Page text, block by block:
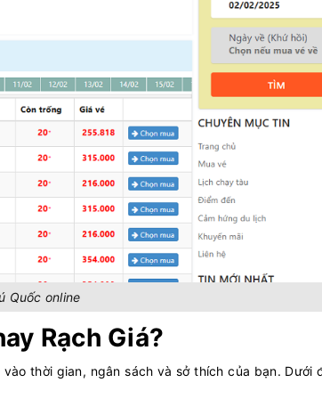
10:00
20+ 350.000 Chọn
10:00
10/08/2026
20+ 182.000 Chọn
10:10
10/08/2026
20+ 354.000
10:15
10/08/2026
20+ 370.000
10:20
10/08/2026
20+ 315.000
10:20
10:30
10/08/2026
Quốc online
Rạch Giá?
vào thời gian, ngân sách và sở thích của bạn. Dưới